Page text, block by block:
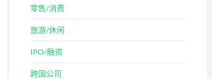
零售/消费
旅游/休闲
IPO/融资
跨国公司